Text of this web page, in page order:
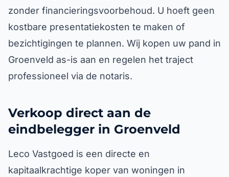
zonder financieringsvoorbehoud. U hoeft geen
kostbare presentatiekosten te maken of
bezichtigingen te plannen. Wij kopen uw pand in
Groenveld as-is aan en regelen het traject
professioneel via de notaris.
Verkoop direct aan de
eindbelegger in Groenveld
Leco Vastgoed is een directe en
kapitaalkrachtige koper van woningen in